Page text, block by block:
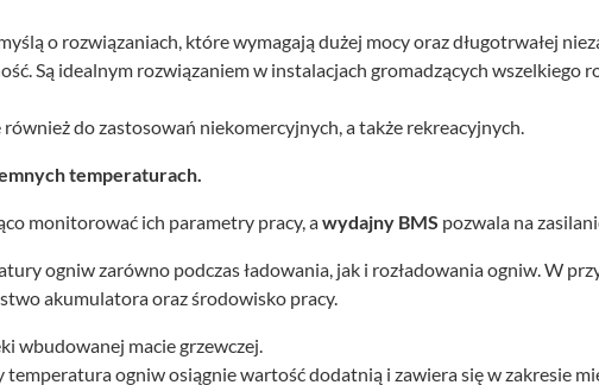
o rozwiązaniach, które wymagają dużej mocy oraz długotrwałej
Są idealnym rozwiązaniem w instalacjach gromadzących wszelkiego
do zastosowań niekomercyjnych, a także rekreacyjnych.
temperaturach.
monitorować ich parametry pracy, awydajny BMS pozwala na
ogniw zarówno podczas ładowania, jak i rozładowania ogniw. W
akumulatora oraz środowisko pracy.
wbudowanej macie grzewczej.
ogniw osiągnie wartość dodatnią i zawiera się w zakresie